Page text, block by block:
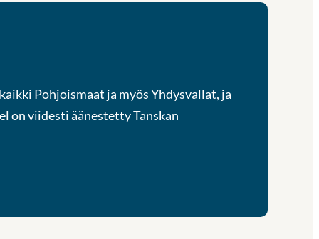
Pohjoismaat ja myös Yhdysvallat, ja
on viidesti äänestetty Tanskan